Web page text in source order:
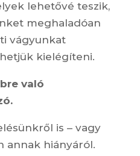
lehetővé teszik,
meghaladóan
vágyunkat
kielégíteni.
való
is – vagy
annak hiányáról.